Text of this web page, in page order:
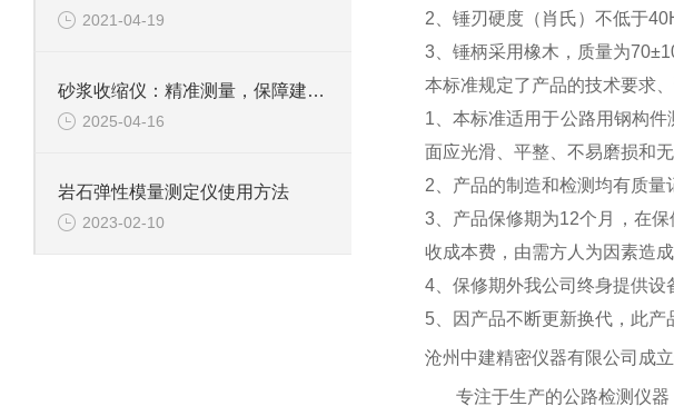
2021-04-19
砂浆收缩仪：精准测量，保障建筑质量
2025-04-16
岩石弹性模量测定仪使用方法
2023-02-10
2、锤刃硬度（肖氏）不低于
3、锤柄采用橡木，质量为
本标准规定了产品的技术要求
1、本标准适用于公路用钢构件
面应光滑、平整、不易磨损和
2、产品的制造和检测均有质量
3、产品保修期为12个月，在
收成本费，由需方人为因素造
4、保修期外我公司终身提供设
5、因产品不断更新换代，此产
沧州中建精密仪器有限公司成
专注于生产的公路检测仪